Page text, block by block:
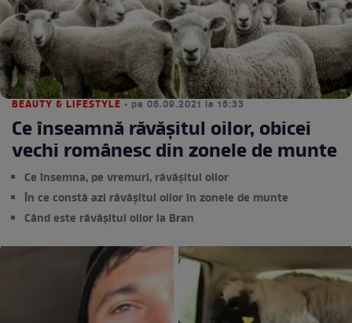
BEAUTY & LIFESTYLE • pe 06.09.2021 la 16:33
Ce înseamnă răvășitul oilor, obicei
vechi românesc din zonele de munte
Ce însemna, pe vremuri, răvășitul oilor
În ce constă azi răvășitul oilor în zonele de munte
Când este răvășitul oilor la Bran